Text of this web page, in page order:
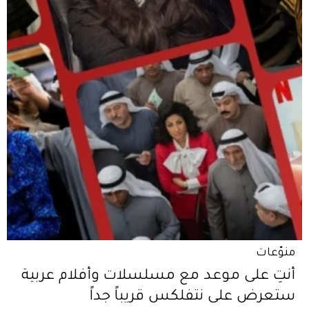
منوّعات
أنتِ على موعد مع مسلسلات وأفلام عربية
ستعرض على نتفلكس قريباً جداً